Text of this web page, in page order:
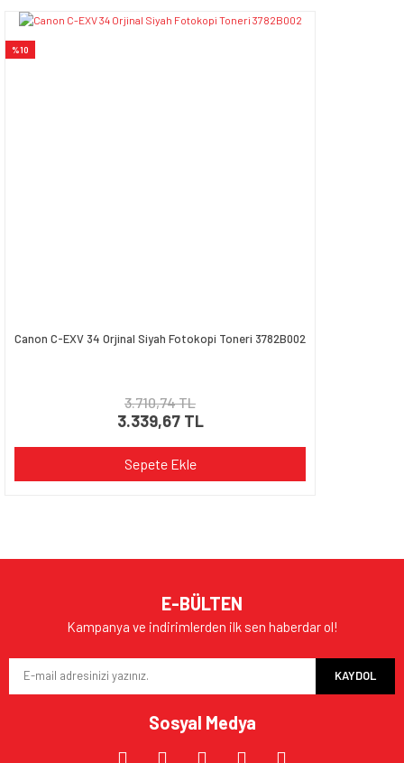
%10
Canon C-EXV 34 Orjinal Siyah Fotokopi Toneri 3782B002
3.710,74 TL
3.339,67 TL
Sepete Ekle
E-BÜLTEN
Kampanya ve indirimlerden ilk sen haberdar ol!
KAYDOL
Sosyal Medya